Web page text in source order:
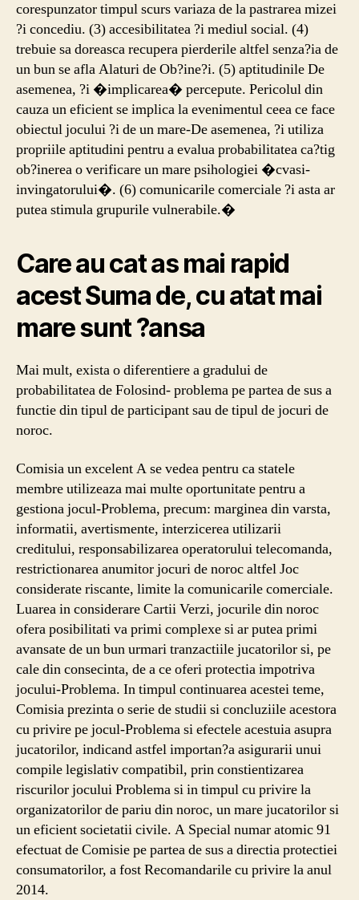
corespunzator timpul scurs variaza de la pastrarea mizei
?i concediu. (3) accesibilitatea ?i mediul social. (4)
trebuie sa doreasca recupera pierderile altfel senza?ia de
un bun se afla Alaturi de Ob?ine?i. (5) aptitudinile De
asemenea, ?i �implicarea� percepute. Pericolul din
cauza un eficient se implica la evenimentul ceea ce face
obiectul jocului ?i de un mare-De asemenea, ?i utiliza
propriile aptitudini pentru a evalua probabilitatea ca?tig
ob?inerea o verificare un mare psihologiei �cvasi-
invingatorului�. (6) comunicarile comerciale ?i asta ar
putea stimula grupurile vulnerabile.�
Care au cat as mai rapid
acest Suma de, cu atat mai
mare sunt ?ansa
Mai mult, exista o diferentiere a gradului de
probabilitatea de Folosind- problema pe partea de sus a
functie din tipul de participant sau de tipul de jocuri de
noroc.
Comisia un excelent A se vedea pentru ca statele
membre utilizeaza mai multe oportunitate pentru a
gestiona jocul-Problema, precum: marginea din varsta,
informatii, avertismente, interzicerea utilizarii
creditului, responsabilizarea operatorului telecomanda,
restrictionarea anumitor jocuri de noroc altfel Joc
considerate riscante, limite la comunicarile comerciale.
Luarea in considerare Cartii Verzi, jocurile din noroc
ofera posibilitati va primi complexe si ar putea primi
avansate de un bun urmari tranzactiile jucatorilor si, pe
cale din consecinta, de a ce oferi protectia impotriva
jocului-Problema. In timpul continuarea acestei teme,
Comisia prezinta o serie de studii si concluziile acestora
cu privire pe jocul-Problema si efectele acestuia asupra
jucatorilor, indicand astfel importan?a asigurarii unui
compile legislativ compatibil, prin constientizarea
riscurilor jocului Problema si in timpul cu privire la
organizatorilor de pariu din noroc, un mare jucatorilor si
un eficient societatii civile. A Special numar atomic 91
efectuat de Comisie pe partea de sus a directia protectiei
consumatorilor, a fost Recomandarile cu privire la anul
2014.